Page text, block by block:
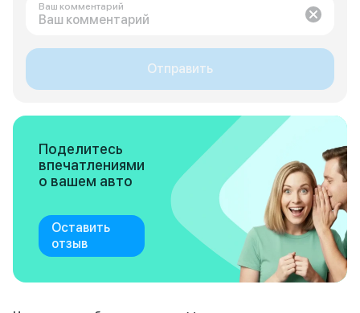
Ваш комментарий
Отправить
Поделитесь
впечатлениями
о вашем авто
Оставить
отзыв